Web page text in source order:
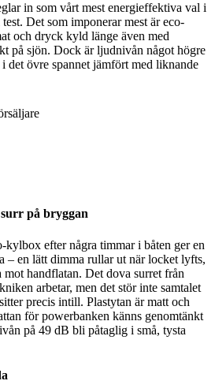
in som vårt mest energieffektiva val i
Det som imponerar mest är eco-
och dryck kyld länge även med
på sjön. Dock är ljudnivån något högre
det övre spannet jämfört med liknande
på bryggan
kylbox efter några timmar i båten ger en
– en lätt dimma rullar ut när locket lyfts,
handflatan. Det dova surret från
arbetar, men det stör inte samtalet
precis intill. Plastytan är matt och
för powerbanken känns genomtänkt
på 49 dB bli påtaglig i små, tysta